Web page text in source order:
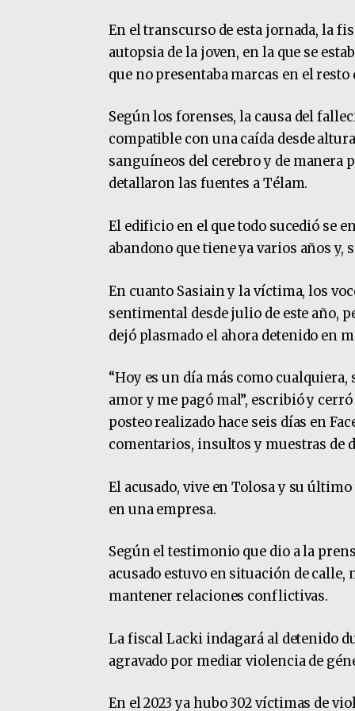
En el transcurso de esta jornada, la
autopsia de la joven, en la que se
que no presentaba marcas en el resto
Según los forenses, la causa del
compatible con una caída desde
sanguíneos del cerebro y de manera
detallaron las fuentes a Télam.
El edificio en el que todo sucedió se
abandono que tiene ya varios años y,
En cuanto Sasiain y la víctima, los
sentimental desde julio de este año,
dejó plasmado el ahora detenido en
“Hoy es un día más como
amor y me pagó mal”, escribió y
posteo realizado hace seis días en
comentarios, insultos y muestras de
El acusado, vive en Tolosa y su
en una empresa.
Según el testimonio que dio a la
acusado estuvo en situación de
mantener relaciones conflictivas.
La fiscal Lacki indagará al detenido
agravado por mediar violencia de
En el 2023 ya hubo 302 víctimas de